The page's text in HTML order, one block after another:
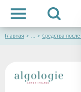
Главная > ... > Средства